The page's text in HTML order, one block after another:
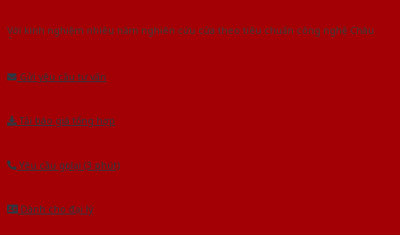
Với kinh nghiệm nhiêu năm nghiên cứu cửa theo tiêu chuẩn công nghệ Châu
Gửi yêu cầu tư vấn
Tải báo giá tổng hợp
Yêu cầu gọi lại (3 phút)
Dành cho đại lý